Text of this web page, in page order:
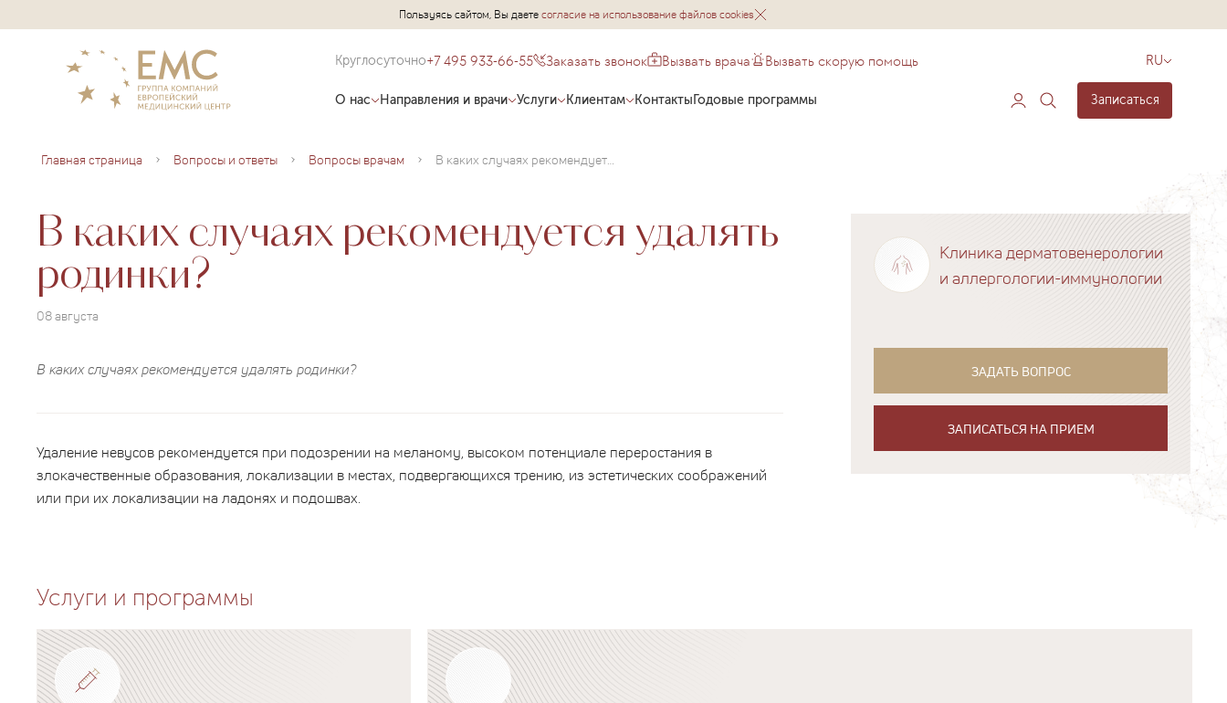
Пользуясь сайтом, Вы даетесогласие на использование файлов cookies
Круглосуточно+7 495 933-66-55 Заказать звонок Вызвать врача Вызвать скорую помощь RU
О нас Направления и врачи Услуги Клиентам КонтактыГодовые программы Записаться
Главная страница Вопросы и ответы Вопросы врачам В каких случаях рекомендуется удалять родинки?
В каких случаях рекомендуется удалять
родинки?
08 августа
В каких случаях рекомендуется удалять родинки?
Удаление невусов рекомендуется при подозрении на меланому, высоком потенциале переростания в
злокачественные образования, локализации в местах, подвергающихся трению, из эстетических соображений
или при их локализации на ладонях и подошвах.
Клиника дерматовенерологии
и аллергологии-иммунологии
ЗАДАТЬ ВОПРОС
ЗАПИСАТЬСЯ НА ПРИЕМ
Услуги и программы